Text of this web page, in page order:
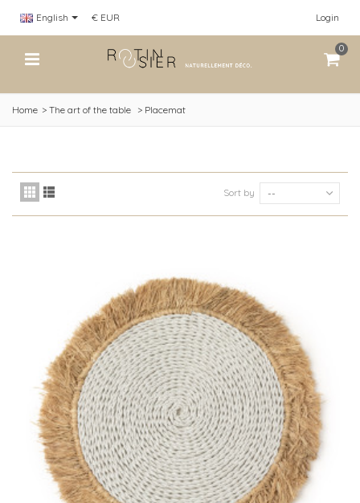
English Login
€ EUR
0
Home > The art of the table > Placemat
Sort by --